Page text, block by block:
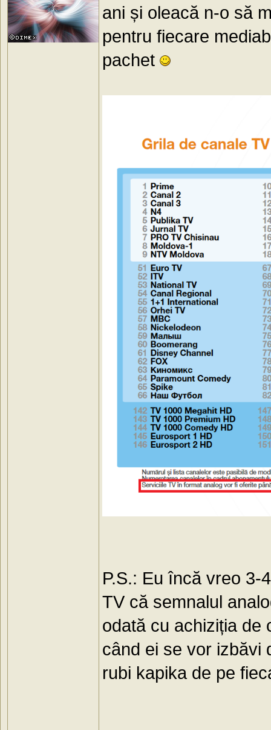
ani și oleacă n-o să
pentru fiecare
pachet
P.S.: Eu încă vreo 3-
TV că semnalul
odată cu achiziția de
când ei se vor izbăvi
rubi kapika de pe